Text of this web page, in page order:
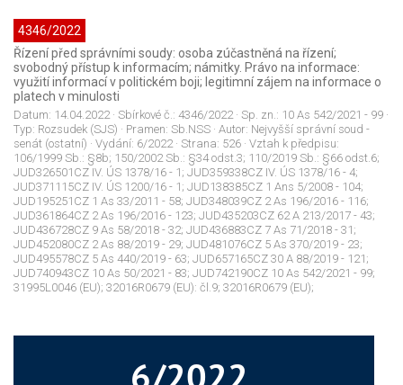
4346/2022
Řízení před správními soudy: osoba zúčastněná na řízení;
svobodný přístup k informacím; námitky. Právo na informace:
využití informací v politickém boji; legitimní zájem na informace o
platech v minulosti
Datum: 14.04.2022· Sbírkové č.: 4346/2022· Sp. zn.: 10 As 542/2021 - 99 ·
Typ: Rozsudek (SJS) · Pramen: Sb.NSS · Autor: Nejvyšší správní soud -
senát (ostatní) · Vydání: 6/2022· Strana: 526 · Vztah k předpisu:
106/1999 Sb.: §8b; 150/2002 Sb.: §34 odst.3; 110/2019 Sb.: §66 odst.6;
JUD326501CZ IV. ÚS 1378/16 - 1; JUD359338CZ IV. ÚS 1378/16 - 4;
JUD371115CZ IV. ÚS 1200/16 - 1; JUD138385CZ 1 Ans 5/2008 - 104;
JUD195251CZ 1 As 33/2011 - 58; JUD348039CZ 2 As 196/2016 - 116;
JUD361864CZ 2 As 196/2016 - 123; JUD435203CZ 62 A 213/2017 - 43;
JUD436728CZ 9 As 58/2018 - 32; JUD436883CZ 7 As 71/2018 - 31;
JUD452080CZ 2 As 88/2019 - 29; JUD481076CZ 5 As 370/2019 - 23;
JUD495578CZ 5 As 440/2019 - 63; JUD657165CZ 30 A 88/2019 - 121;
JUD740943CZ 10 As 50/2021 - 83; JUD742190CZ 10 As 542/2021 - 99;
31995L0046 (EU); 32016R0679 (EU): čl.9; 32016R0679 (EU);